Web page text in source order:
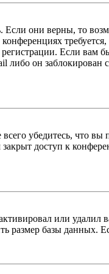
Если они верны, то
Если
либо он
убедитесь, что
доступ к
или удалил
базы данных.